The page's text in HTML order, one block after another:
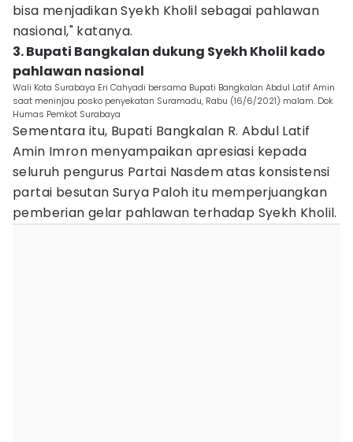
bisa menjadikan Syekh Kholil sebagai pahlawan
nasional," katanya.
3. Bupati Bangkalan dukung Syekh Kholil kado
pahlawan nasional
Wali Kota Surabaya Eri Cahyadi bersama Bupati Bangkalan Abdul Latif Amin
saat meninjau posko penyekatan Suramadu, Rabu (16/6/2021) malam. Dok
Humas Pemkot Surabaya
Sementara itu, Bupati Bangkalan R. Abdul Latif
Amin Imron menyampaikan apresiasi kepada
seluruh pengurus Partai Nasdem atas konsistensi
partai besutan Surya Paloh itu memperjuangkan
pemberian gelar pahlawan terhadap Syekh Kholil.